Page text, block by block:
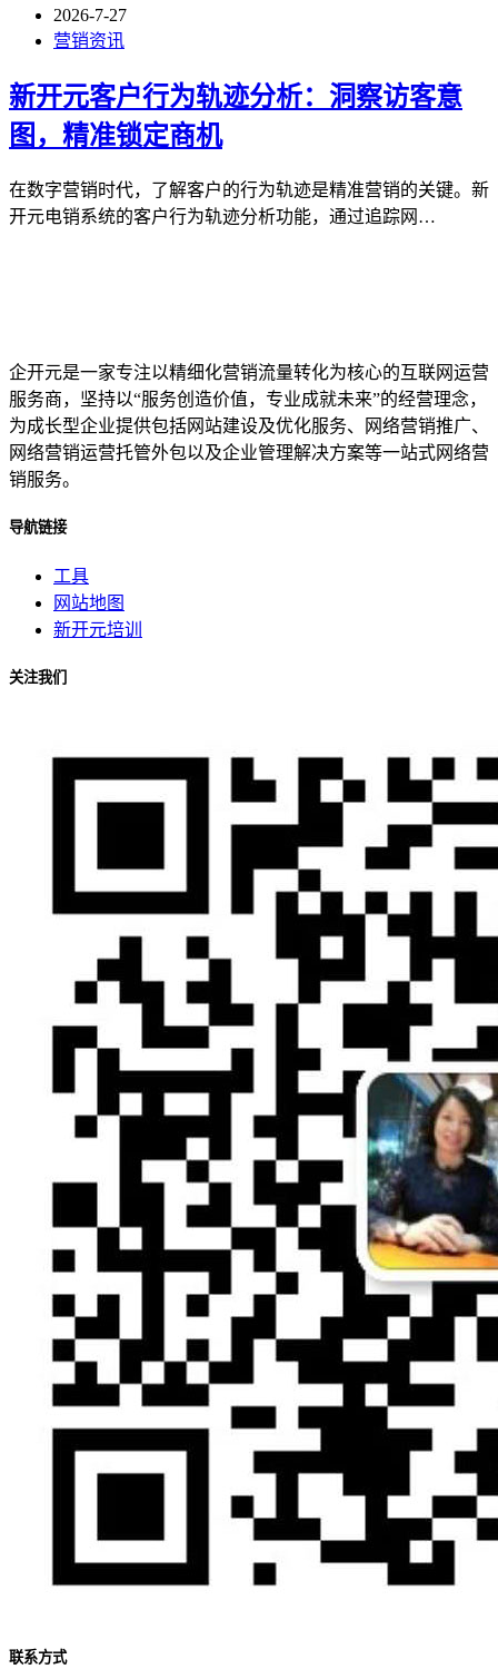
2026-7-27
营销资讯
新开元客户行为轨迹分析：洞察访客意
图，精准锁定商机
在数字营销时代，了解客户的行为轨迹是精准营销的关键。新
开元电销系统的客户行为轨迹分析功能，通过追踪网…
企开元是一家专注以精细化营销流量转化为核心的互联网运营
服务商，坚持以“服务创造价值，专业成就未来”的经营理念，
为成长型企业提供包括网站建设及优化服务、网络营销推广、
网络营销运营托管外包以及企业管理解决方案等一站式网络营
销服务。
导航链接
工具
网站地图
新开元培训
关注我们
联系方式